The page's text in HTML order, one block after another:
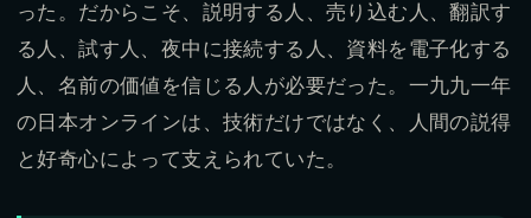
った。だからこそ、説明する人、売り込む人、翻訳す
る人、試す人、夜中に接続する人、資料を電子化する
人、名前の価値を信じる人が必要だった。一九九一年
の日本オンラインは、技術だけではなく、人間の説得
と好奇心によって支えられていた。